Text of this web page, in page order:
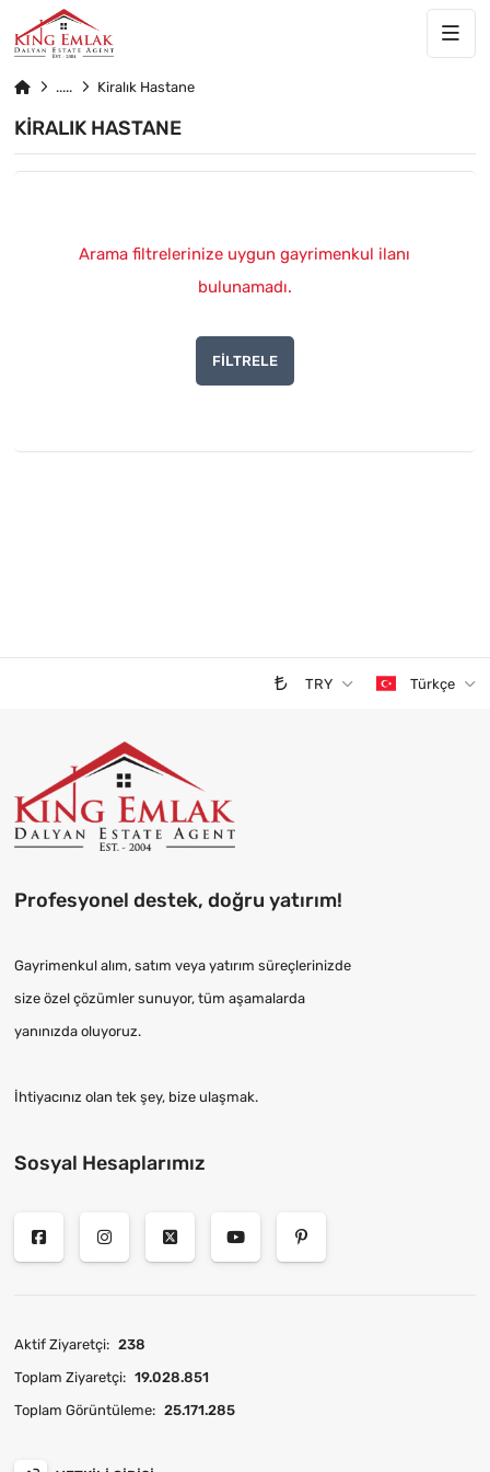
Kiralık Hastane
KIRALIK HASTANE
Arama filtrelerinize uygun gayrimenkul ilanı
bulunamadı.
FILTRELE
TRY Türkçe
Profesyonel destek, doğru yatırım!
Gayrimenkul alım, satım veya yatırım süreçlerinizde
size özel çözümler sunuyor, tüm aşamalarda
yanınızda oluyoruz.
İhtiyacınız olan tek şey, bize ulaşmak.
Sosyal Hesaplarımız
Aktif Ziyaretçi: 238
Toplam Ziyaretçi: 19.028.851
Toplam Görüntüleme: 25.171.285